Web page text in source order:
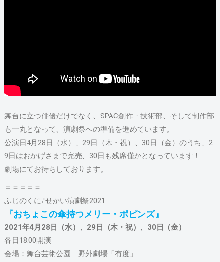
舞台に立つ俳優だけでなく、SPAC創作・技術部、そして制作部
も一丸となって、演劇祭への準備を進めています。
公演日4月28日（水）、29日（木・祝）、30日（金）のうち、2
9日はおかげさまで完売、30日も残席僅かとなっています！
劇場にてお待ちしております。
＝＝＝＝＝
ふじのくに⇄せかい演劇祭2021
『おちょこの傘持つメリー・ポピンズ』
2021年4月28日（水）、29日（木・祝）、30日（金）
各日18:00開演
会場：舞台芸術公園 野外劇場「有度」